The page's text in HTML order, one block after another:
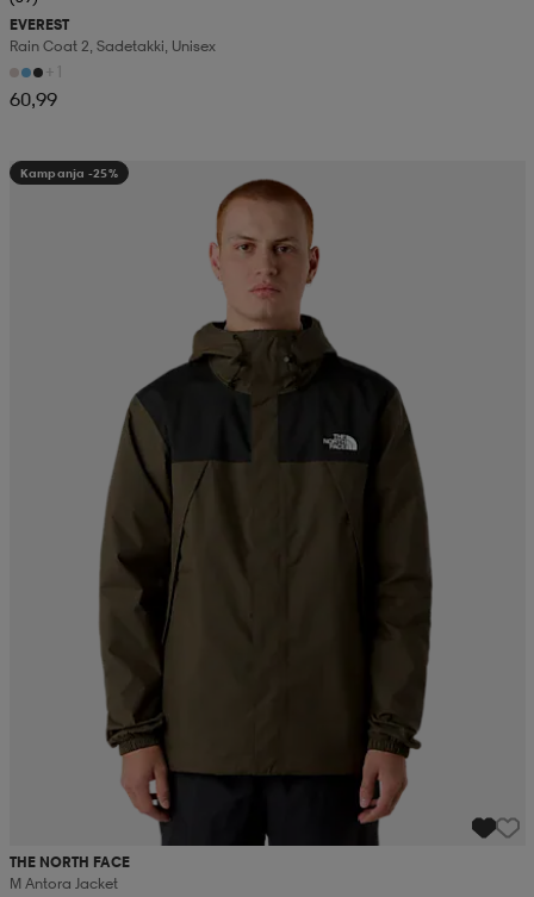
EVEREST
Rain Coat 2, Sadetakki, Unisex
+1
60,99
Kampanja -25%
THE NORTH FACE
M Antora Jacket